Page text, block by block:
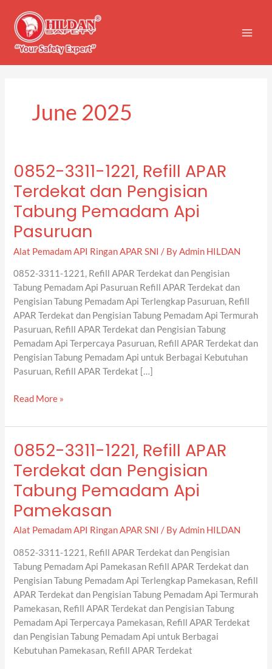
content
June 2025
0852-3311-1221, Refill APAR
Terdekat dan Pengisian
Tabung Pemadam Api
Pasuruan
Alat Pemadam API Ringan APAR SNI / ByAdmin HILDAN
0852-3311-1221, Refill APAR Terdekat dan Pengisian
Tabung Pemadam Api Pasuruan Refill APAR Terdekat dan
Pengisian Tabung Pemadam Api Terlengkap Pasuruan, Refill
APAR Terdekat dan Pengisian Tabung Pemadam Api Termurah
Pasuruan, Refill APAR Terdekat dan Pengisian Tabung
Pemadam Api Terpercaya Pasuruan, Refill APAR Terdekat dan
Pengisian Tabung Pemadam Api untuk Berbagai Kebutuhan
Pasuruan, Refill APAR Terdekat […]
0852-
1221,
Refill
APAR
Terdekat
dan
Tabung
Pemadam
Api
Pasuruan
Read More »
0852-3311-1221, Refill APAR
Terdekat dan Pengisian
Tabung Pemadam Api
Pamekasan
Alat Pemadam API Ringan APAR SNI / ByAdmin HILDAN
0852-3311-1221, Refill APAR Terdekat dan Pengisian
Tabung Pemadam Api Pamekasan Refill APAR Terdekat dan
Pengisian Tabung Pemadam Api Terlengkap Pamekasan, Refill
APAR Terdekat dan Pengisian Tabung Pemadam Api Termurah
Pamekasan, Refill APAR Terdekat dan Pengisian Tabung
Pemadam Api Terpercaya Pamekasan, Refill APAR Terdekat
dan Pengisian Tabung Pemadam Api untuk Berbagai
Kebutuhan Pamekasan, Refill APAR Terdekat
0852-
1221,
Refill
APAR
Terdekat
dan
Tabung
Pemadam
Api
Pamekasan